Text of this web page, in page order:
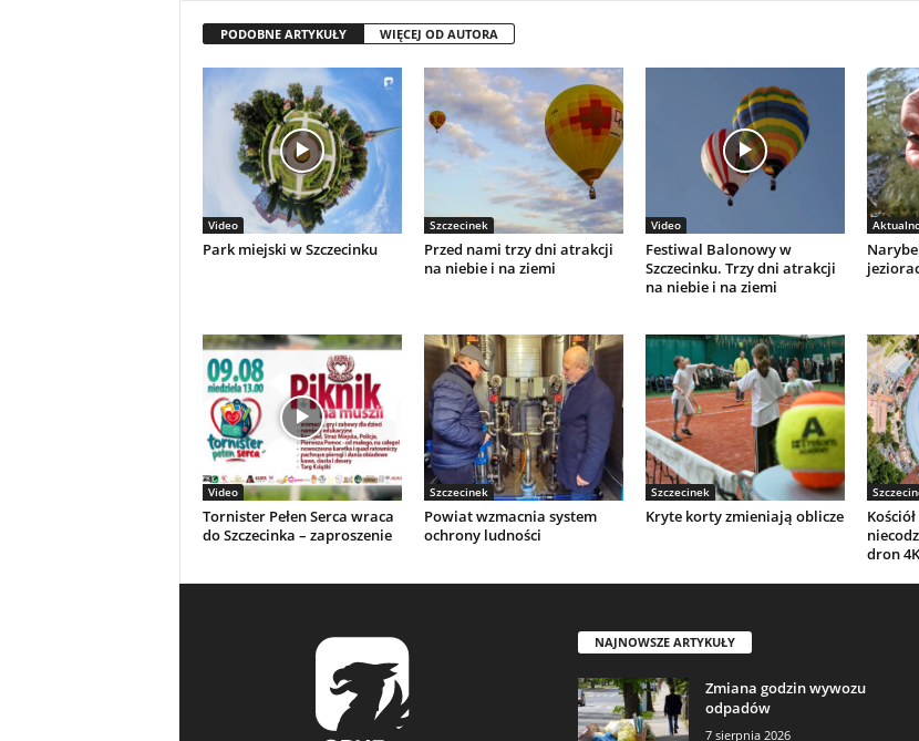
PODOBNE ARTYKUŁY WIĘCEJ OD AUTORA
Video
Park miejski w Szczecinku
Szczecinek
Przed nami trzy dni atrakcji
na niebie i na ziemi
Video
Festiwal Balonowy w
Szczecinku. Trzy dni atrakcji
na niebie i na ziemi
Video
Tornister Pełen Serca wraca
do Szczecinka – zaproszenie
Szczecinek
Powiat wzmacnia system
ochrony ludności
Szczecinek
Kryte korty zmieniają oblicze
dron 4K
NAJNOWSZE ARTYKUŁY
Zmiana godzin wywozu
odpadów
7 sierpnia 2026